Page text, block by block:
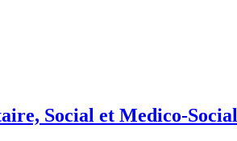
Social et Medico-Social